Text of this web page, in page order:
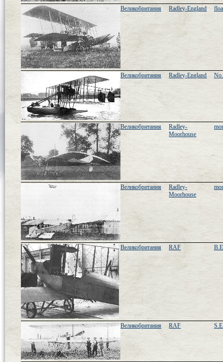
Великобритания Radley-England
Великобритания Radley-England
Великобритания
Radley-
Moorhouse
Великобритания
Radley-
Moorhouse
Великобритания RAF
Великобритания RAF